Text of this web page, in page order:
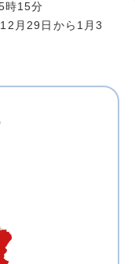
時15分
月29日から1月3